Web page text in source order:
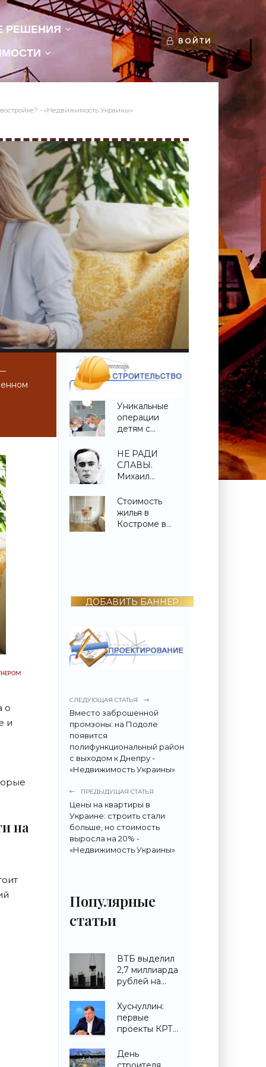
РЕШЕНИЯ
ВОЙТИ
- «Недвижимость Украины»
о
и
на
Уникальные
операции
детям с
деформацией
позвоночника
проведены в
«Свежие
новости
строительства»
НЕ РАДИ
СЛАВЫ.
Михаил
«Свежие
новости
строительства»
Стоимость
жилья в
Костроме в
ДОБАВИТЬ БАННЕР
СЛЕДУЮЩАЯ СТАТЬЯ
Вместо заброшенной
промзоны: на Подоле
появится
полифункциональный район
с выходом к Днепру -
«Недвижимость Украины»
ПРЕДЫДУЩАЯ СТАТЬЯ
Цены на квартиры в
Украине: строить стали
больше, но стоимость
выросла на 20% -
«Недвижимость Украины»
Популярные
статьи
ВТБ выделил
2,7 миллиарда
рублей на
ЖК в
Симферополе -
«Строительство»
Хуснуллин:
первые
проекты КРТ
городах ДНР -
«Строительство»
День